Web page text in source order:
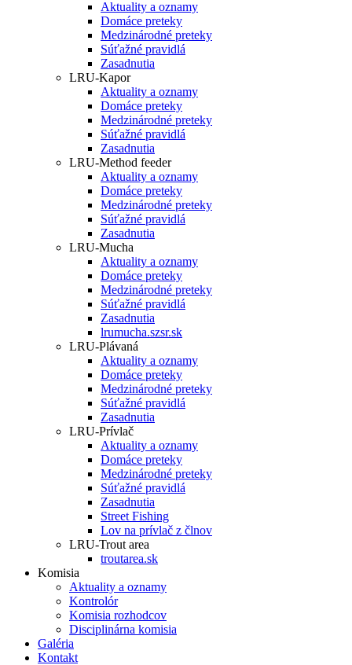
Aktuality a oznamy
Domáce preteky
Medzinárodné preteky
Súťažné pravidlá
Zasadnutia
LRU-Kapor
Aktuality a oznamy
Domáce preteky
Medzinárodné preteky
Súťažné pravidlá
Zasadnutia
LRU-Method feeder
Aktuality a oznamy
Domáce preteky
Medzinárodné preteky
Súťažné pravidlá
Zasadnutia
LRU-Mucha
Aktuality a oznamy
Domáce preteky
Medzinárodné preteky
Súťažné pravidlá
Zasadnutia
lrumucha.szsr.sk
LRU-Plávaná
Aktuality a oznamy
Domáce preteky
Medzinárodné preteky
Súťažné pravidlá
Zasadnutia
LRU-Prívlač
Aktuality a oznamy
Domáce preteky
Medzinárodné preteky
Súťažné pravidlá
Zasadnutia
Street Fishing
Lov na prívlač z člnov
LRU-Trout area
troutarea.sk
Komisia
Aktuality a oznamy
Kontrolór
Komisia rozhodcov
Disciplinárna komisia
Galéria
Kontakt